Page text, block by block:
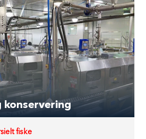
konservering
fiske